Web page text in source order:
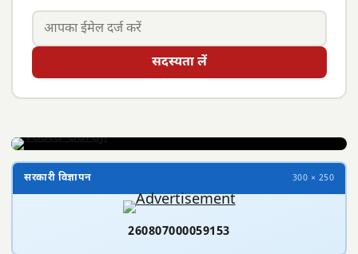
सदस्यता लें
सरकारी विज्ञापन 300 × 250
260807000059153